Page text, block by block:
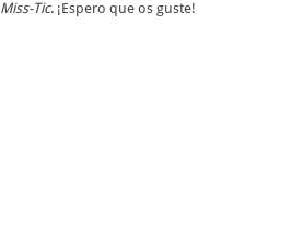
Miss-Tic. ¡Espero que os guste!